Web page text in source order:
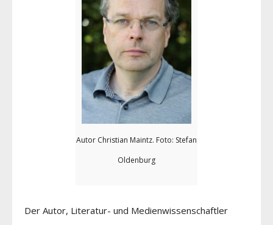
Autor Christian Maintz. Foto: Stefan
Oldenburg
Der Autor, Literatur- und Medienwissenschaftler